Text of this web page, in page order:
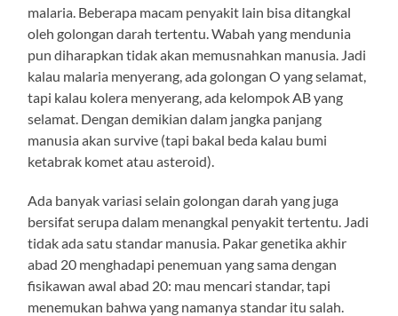
malaria. Beberapa macam penyakit lain bisa ditangkal
oleh golongan darah tertentu. Wabah yang mendunia
pun diharapkan tidak akan memusnahkan manusia. Jadi
kalau malaria menyerang, ada golongan O yang selamat,
tapi kalau kolera menyerang, ada kelompok AB yang
selamat. Dengan demikian dalam jangka panjang
manusia akan survive (tapi bakal beda kalau bumi
ketabrak komet atau asteroid).
Ada banyak variasi selain golongan darah yang juga
bersifat serupa dalam menangkal penyakit tertentu. Jadi
tidak ada satu standar manusia. Pakar genetika akhir
abad 20 menghadapi penemuan yang sama dengan
fisikawan awal abad 20: mau mencari standar, tapi
menemukan bahwa yang namanya standar itu salah.